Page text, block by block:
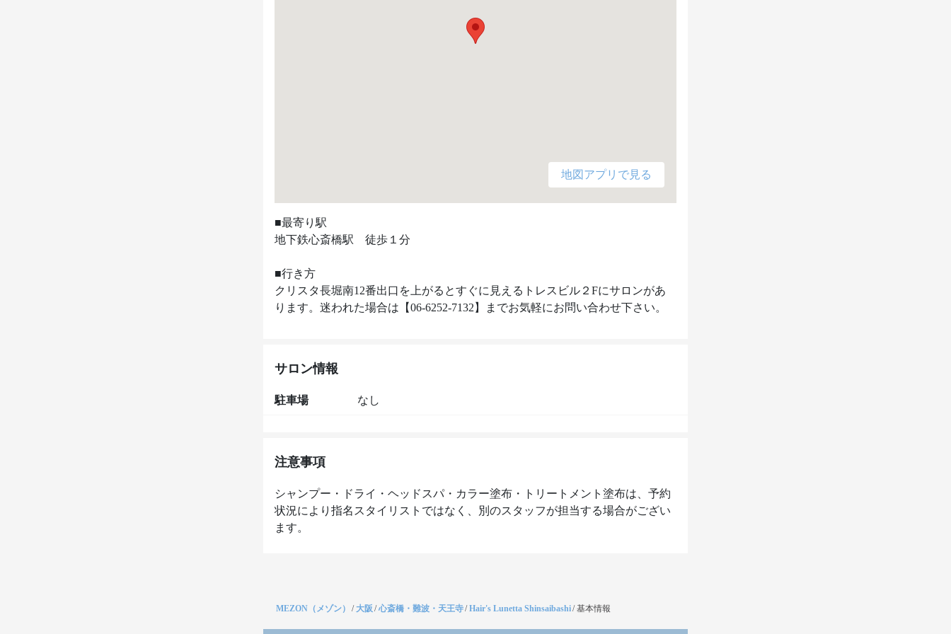
地図アプリで見る
■最寄り駅
地下鉄心斎橋駅　徒歩１分
■行き方
クリスタ長堀南12番出口を上がるとすぐに見えるトレスビル２Fにサロンがあ
サロン情報
駐車場 なし
注意事項
シャンプー・ドライ・ヘッドスパ・カラー塗布・トリートメント塗布は、予約
状況により指名スタイリストではなく、別のスタッフが担当する場合がござい
ます。
MEZON（メゾン） /大阪 /心斎橋・難波・天王寺/Hair's Lunetta Shinsaibashi/基本情報